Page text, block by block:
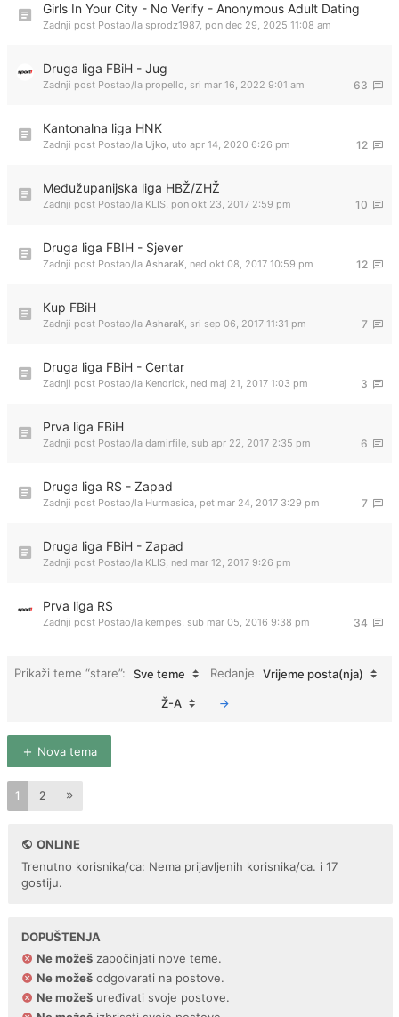
Girls In Your City - No Verify - Anonymous Adult Dating
Zadnji post Postao/la sprodz1987, pon dec 29, 2025 11:08 am
Druga liga FBiH - Jug
63
Zadnji post Postao/la propello, sri mar 16, 2022 9:01 am
Kantonalna liga HNK
12
Zadnji post Postao/la Ujko, uto apr 14, 2020 6:26 pm
Međužupanijska liga HBŽ/ZHŽ
10
Zadnji post Postao/la KLIS, pon okt 23, 2017 2:59 pm
Druga liga FBIH - Sjever
12
Zadnji post Postao/la AsharaK, ned okt 08, 2017 10:59 pm
Kup FBiH
7
Zadnji post Postao/la AsharaK, sri sep 06, 2017 11:31 pm
Druga liga FBiH - Centar
3
Zadnji post Postao/la Kendrick, ned maj 21, 2017 1:03 pm
Prva liga FBiH
6
Zadnji post Postao/la damirfile, sub apr 22, 2017 2:35 pm
Druga liga RS - Zapad
7
Zadnji post Postao/la Hurmasica, pet mar 24, 2017 3:29 pm
Druga liga FBiH - Zapad
Zadnji post Postao/la KLIS, ned mar 12, 2017 9:26 pm
Prva liga RS
34
Zadnji post Postao/la kempes, sub mar 05, 2016 9:38 pm
Prikaži teme “stare”: Sve teme Redanje Vrijeme posta(nja)
Ž-A
Nova tema
1 2
ONLINE
Trenutno korisnika/ca: Nema prijavljenih korisnika/ca. i 17
gostiju.
DOPUŠTENJA
Ne možeš započinjati nove teme.
Ne možeš odgovarati na postove.
Ne možeš uređivati svoje postove.